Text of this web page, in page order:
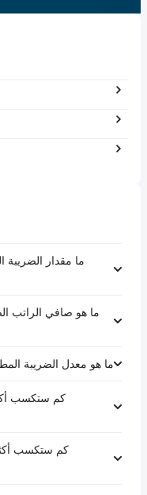
ما هو معدل الضريبة المطبق على